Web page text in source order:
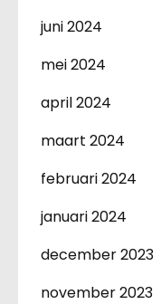
juni 2024
mei 2024
april 2024
maart 2024
februari 2024
januari 2024
december 2023
november 2023